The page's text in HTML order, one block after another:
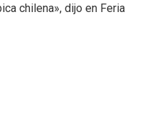
chilena», dijo en Feria